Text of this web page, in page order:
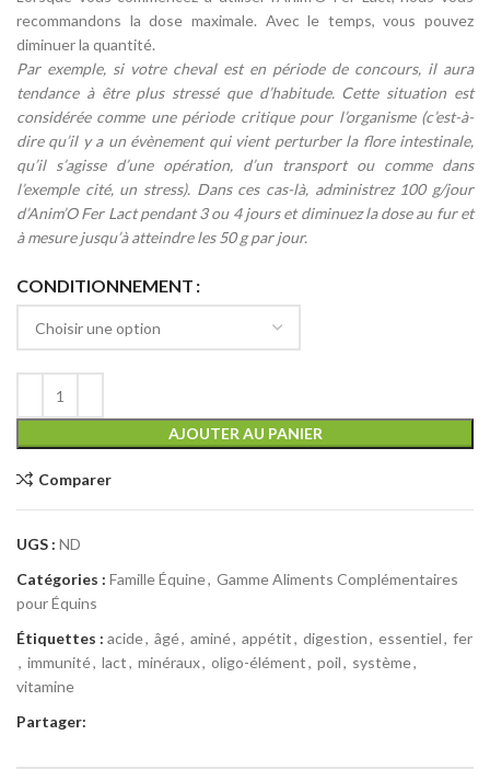
recommandons la dose maximale. Avec le temps, vous pouvez
diminuer la quantité.
Par exemple, si votre cheval est en période de concours, il aura
tendance à être plus stressé que d’habitude. Cette situation est
considérée comme une période critique pour l’organisme (c’est-à-
dire qu’il y a un évènement qui vient perturber la flore intestinale,
qu’il s’agisse d’une opération, d’un transport ou comme dans
l’exemple cité, un stress). Dans ces cas-là, administrez 100 g/jour
d’Anim’O Fer Lact pendant 3 ou 4 jours et diminuez la dose au fur et
à mesure jusqu’à atteindre les 50 g par jour.
CONDITIONNEMENT
AJOUTER AU PANIER
Alternative:
Comparer
UGS : ND
Catégories : Famille Équine, Gamme Aliments Complémentaires
pour Équins
Étiquettes : acide, âgé, aminé, appétit, digestion, essentiel, fer
, immunité, lact, minéraux, oligo-élément, poil, système,
vitamine
Partager: